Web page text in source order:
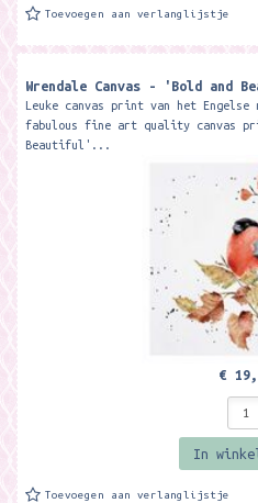
Toevoegen aan verlanglijstje
Wrendale Canvas - 'Bold and
Leuke canvas print van het Engelse
fabulous fine art quality canvas
Beautiful'...
€
In
Toevoegen aan verlanglijstje